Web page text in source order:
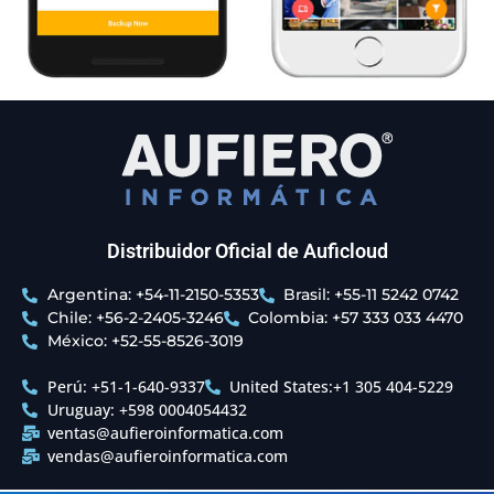
Distribuidor Oficial de Auficloud
Argentina: +54-11-2150-5353
Brasil: +55-11 5242 0742
Chile: +56-2-2405-3246
Colombia: +57 333 033 4470
México: +52-55-8526-3019
Perú: +51-1-640-9337
United States:+1 305 404-5229
Uruguay: +598 0004054432
ventas@aufieroinformatica.com
vendas@aufieroinformatica.com